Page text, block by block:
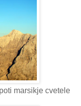
marsikje cvetele